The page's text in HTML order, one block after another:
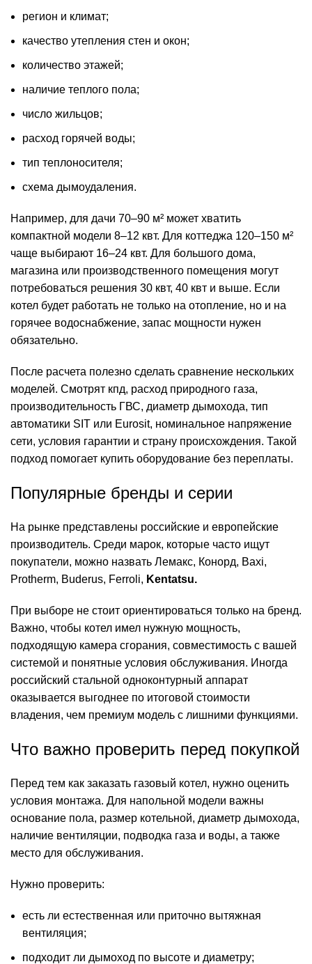
регион и климат;
качество утепления стен и окон;
количество этажей;
наличие теплого пола;
число жильцов;
расход горячей воды;
тип теплоносителя;
схема дымоудаления.
Например, для дачи 70–90 м² может хватить
компактной модели 8–12 квт. Для коттеджа 120–150 м²
чаще выбирают 16–24 квт. Для большого дома,
магазина или производственного помещения могут
потребоваться решения 30 квт, 40 квт и выше. Если
котел будет работать не только на отопление, но и на
горячее водоснабжение, запас мощности нужен
обязательно.
После расчета полезно сделать сравнение нескольких
моделей. Смотрят кпд, расход природного газа,
производительность ГВС, диаметр дымохода, тип
автоматики SIT или Eurosit, номинальное напряжение
сети, условия гарантии и страну происхождения. Такой
подход помогает купить оборудование без переплаты.
Популярные бренды и серии
На рынке представлены российские и европейские
производитель. Среди марок, которые часто ищут
покупатели, можно назвать Лемакс, Конорд, Baxi,
Protherm, Buderus, Ferroli, Kentatsu.
При выборе не стоит ориентироваться только на бренд.
Важно, чтобы котел имел нужную мощность,
подходящую камера сгорания, совместимость с вашей
системой и понятные условия обслуживания. Иногда
российский стальной одноконтурный аппарат
оказывается выгоднее по итоговой стоимости
владения, чем премиум модель с лишними функциями.
Что важно проверить перед покупкой
Перед тем как заказать газовый котел, нужно оценить
условия монтажа. Для напольной модели важны
основание пола, размер котельной, диаметр дымохода,
наличие вентиляции, подводка газа и воды, а также
место для обслуживания.
Нужно проверить:
есть ли естественная или приточно вытяжная
вентиляция;
подходит ли дымоход по высоте и диаметру;